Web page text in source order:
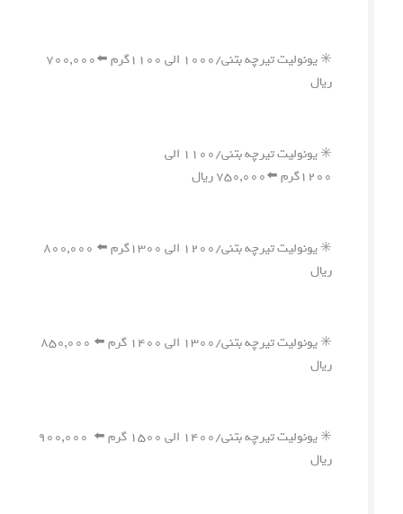
✳️ یونولیت تیرچه بتنی/۱۰۰۰ الی ۱۱۰۰گرم ⬅️۷۰۰,۰۰۰
ریال
✳️ یونولیت تیرچه بتنی/۱۱۰۰ الی
۱۲۰۰گرم ⬅️۷۵۰,۰۰۰ ریال
✳️ یونولیت تیرچه بتنی/۱۲۰۰ الی ۱۳۰۰گرم ⬅️ ۸۰۰,۰۰۰
ریال
✳️ یونولیت تیرچه بتنی/۱۳۰۰ الی ۱۴۰۰ گرم ⬅️ ۸۵۰,۰۰۰
ریال
✳️ یونولیت تیرچه بتنی/۱۴۰۰ الی ۱۵۰۰ گرم ⬅️ ۹۰۰,۰۰۰
ریال